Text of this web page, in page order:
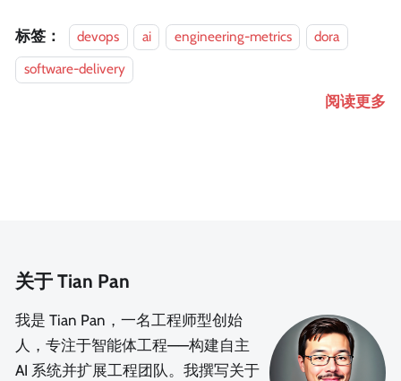
标签： devops ai engineering-metrics
dora
software-delivery
阅读更多
关于 Tian Pan
我是 Tian Pan，一名工程师型创始
人，专注于智能体工程——构建自主
AI 系统并扩展工程团队。我撰写关于